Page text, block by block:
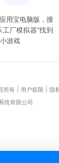
用宝电脑版，搜
工厂模拟器”找到
小游戏
所有 用户权限 隐
统有限公司